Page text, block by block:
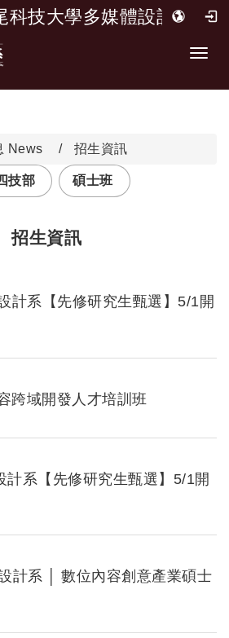
科技大學多媒體設計系
到主要內容
News 招生資訊
技部 碩士班
招生資訊
計系【先修研究生甄選】5/1開
跨域開發人才培訓班
計系【先修研究生甄選】5/1開
計系 │ 數位內容創意產業碩士